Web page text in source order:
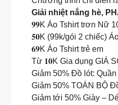
Giải nhiệt nắng hè,
𝟗𝟗K Áo Tshirt trơn Nữ
𝟓𝟎K (99k/gói 2 chiếc)
𝟔𝟗K Áo Tshirt trẻ em
Từ 𝟏𝟎K Gia dụng GIÁ
Giảm 50% Đồ lót:
Giảm 50% TOÀN BỘ
Giảm tới 50% Giày –